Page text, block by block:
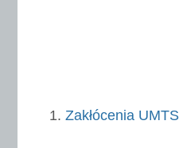
Zakłócenia